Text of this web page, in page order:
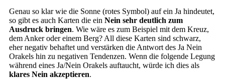
Genau so klar wie die Sonne (rotes Symbol) auf ein Ja hindeutet,
so gibt es auch Karten die ein Nein sehr deutlich zum
Ausdruck bringen. Wie wäre es zum Beispiel mit dem Kreuz,
dem Anker oder einem Berg? All diese Karten sind schwarz,
eher negativ behaftet und verstärken die Antwort des Ja Nein
Orakels hin zu negativen Tendenzen. Wenn die folgende Legung
während eines Ja/Nein Orakels auftaucht, würde ich dies als
klares Nein akzeptieren.